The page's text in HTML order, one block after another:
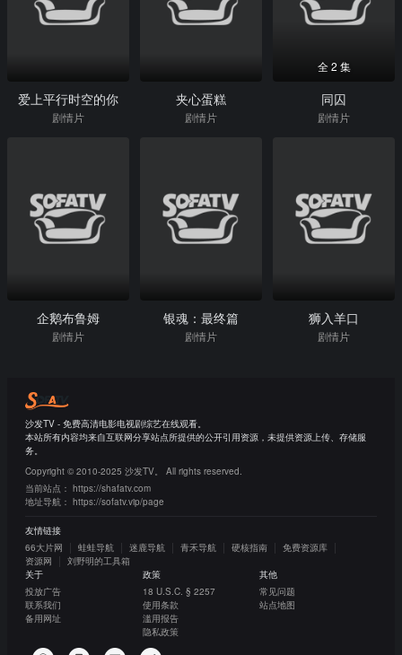
爱上平行时空的你
剧情片
夹心蛋糕
剧情片
全 2 集
同囚
剧情片
企鹅布鲁姆
剧情片
银魂：最终篇
剧情片
狮入羊口
剧情片
沙发TV - 免费高清电影电视剧综艺在线观看。
本站所有内容均来自互联网分享站点所提供的公开引用资源，未提供资源上传、存储服
务。
Copyright © 2010-2025 沙发TV。 All rights reserved.
当前站点： https://shafatv.com
地址导航： https://sofatv.vip/page
友情链接
66大片网
蛙蛙导航 迷鹿导航 青禾导航 硬核指南
免费资源库
资源网
刘野明的工具箱
关于
投放广告
联系我们
备用网址
政策
18 U.S.C. § 2257
使用条款
滥用报告
隐私政策
其他
常见问题
站点地图